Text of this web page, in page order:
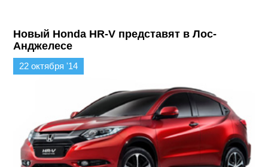
Новый Honda HR-V представят в Лос-
Анджелесе
22 октября '14